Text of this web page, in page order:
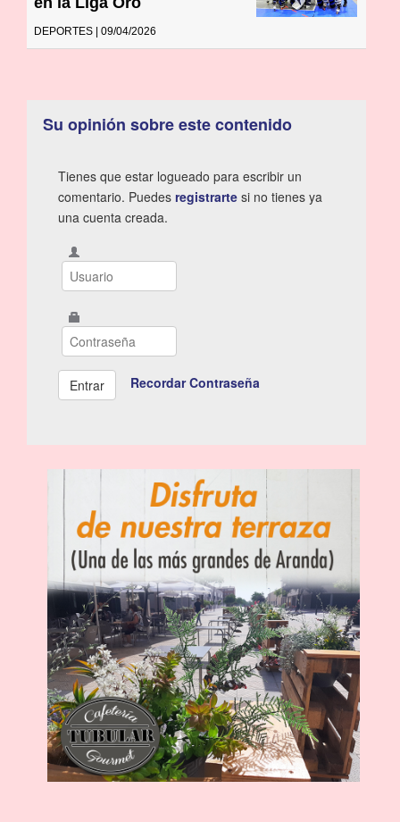
DEPORTES | 09/04/2026
Su opinión sobre este contenido
Tienes que estar logueado para escribir un
comentario. Puedes registrarte si no tienes ya
una cuenta creada.
Recordar Contraseña